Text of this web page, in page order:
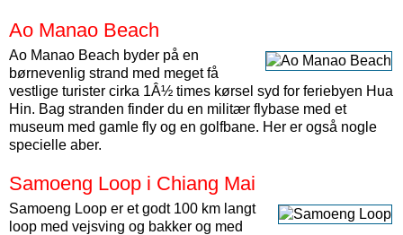
Ao Manao Beach
Ao Manao Beach byder på en
børnevenlig strand med meget få
vestlige turister cirka 1Â½ times kørsel syd for feriebyen Hua
Hin. Bag stranden finder du en militær flybase med et
museum med gamle fly og en golfbane. Her er også nogle
specielle aber.
Samoeng Loop i Chiang Mai
Samoeng Loop er et godt 100 km langt
loop med vejsving og bakker og med